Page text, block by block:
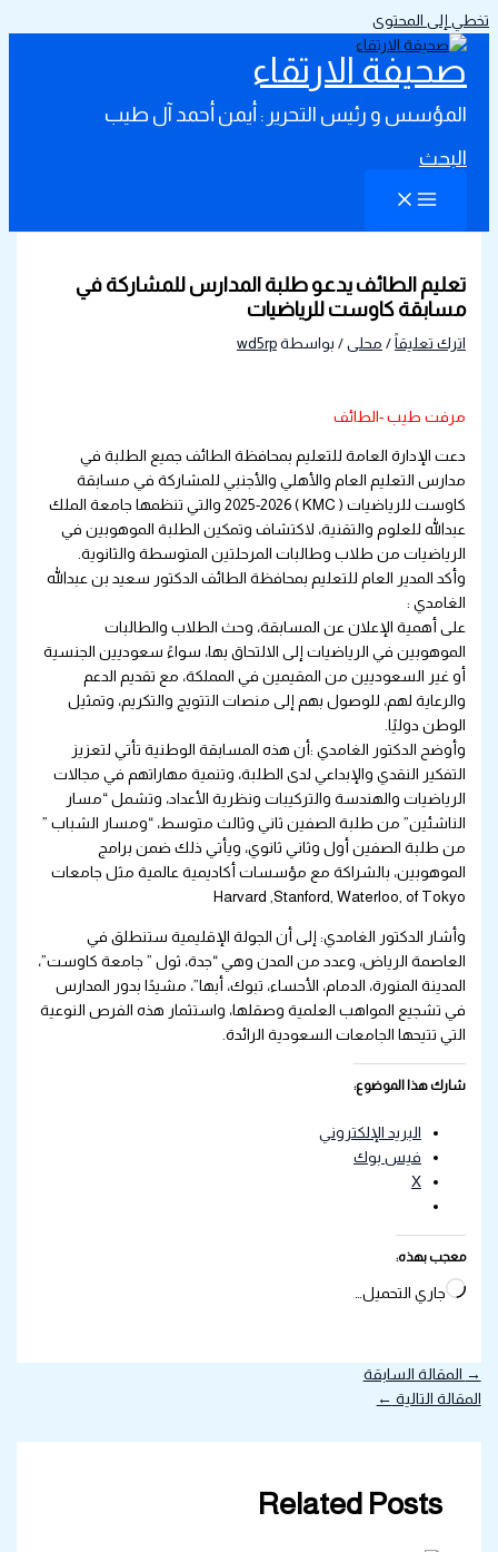
تخطي إلى المحتوى
صحيفة الارتقاء
المؤسس و رئيس التحرير : أيمن أحمد آل طيب
البحث
تعليم الطائف يدعو طلبة المدارس للمشاركة في
مسابقة كاوست للرياضيات
اترك تعليقاً / محلى / بواسطة wd5rp
مرفت طيب -الطائف
دعت الإدارة العامة للتعليم بمحافظة الطائف جميع الطلبة في
مدارس التعليم العام والأهلي والأجنبي للمشاركة في مسابقة
كاوست للرياضيات ( KMC ) 2025-2026 والتي تنظمها جامعة الملك
عبدالله للعلوم والتقنية، لاكتشاف وتمكين الطلبة الموهوبين في
الرياضيات من طلاب وطالبات المرحلتين المتوسطة والثانوية.
وأكد المدير العام للتعليم بمحافظة الطائف الدكتور سعيد بن عبدالله
الغامدي :
على أهمية الإعلان عن المسابقة، وحث الطلاب والطالبات
الموهوبين في الرياضيات إلى الالتحاق بها، سواءً سعوديين الجنسية
أو غير السعوديين من المقيمين في المملكة، مع تقديم الدعم
والرعاية لهم، للوصول بهم إلى منصات التتويج والتكريم، وتمثيل
الوطن دوليًا.
وأوضح الدكتور الغامدي :أن هذه المسابقة الوطنية تأتي لتعزيز
التفكير النقدي والإبداعي لدى الطلبة، وتنمية مهاراتهم في مجالات
الرياضيات والهندسة والتركيبات ونظرية الأعداد، وتشمل “مسار
الناشئين” من طلبة الصفين ثاني وثالث متوسط، “ومسار الشباب ”
من طلبة الصفين أول وثاني ثانوي، ويأتي ذلك ضمن برامج
الموهوبين، بالشراكة مع مؤسسات أكاديمية عالمية مثل جامعات
Harvard ,Stanford, Waterloo, of Tokyo
وأشار الدكتور الغامدي: إلى أن الجولة الإقليمية ستنطلق في
العاصمة الرياض، وعدد من المدن وهي “جدة، ثول ” جامعة كاوست”،
المدينة المنورة، الدمام، الأحساء، تبوك، أبها”، مشيدًا بدور المدارس
في تشجيع المواهب العلمية وصقلها، واستثمار هذه الفرص النوعية
التي تتيحها الجامعات السعودية الرائدة.
شارك هذا الموضوع:
البريد الإلكتروني
فيس بوك
X
معجب بهذه:
جاري التحميل…
→ المقالة السابقة
المقالة التالية ←
Related Posts